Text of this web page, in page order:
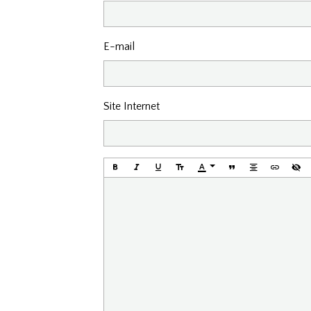
E-mail
Site Internet